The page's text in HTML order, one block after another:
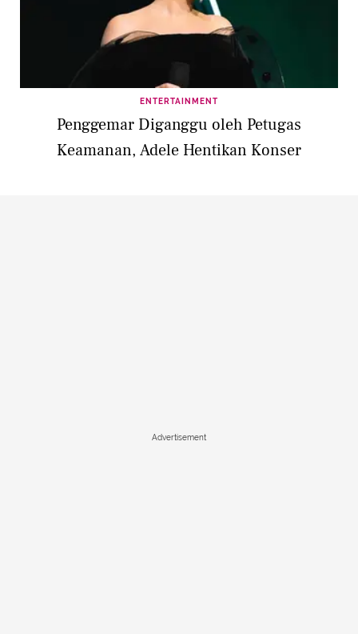
ENTERTAINMENT
Penggemar Diganggu oleh Petugas
Keamanan, Adele Hentikan Konser
Advertisement